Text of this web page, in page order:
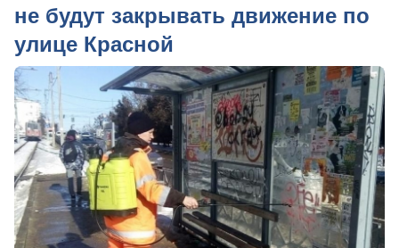
не будут закрывать движение по
улице Красной